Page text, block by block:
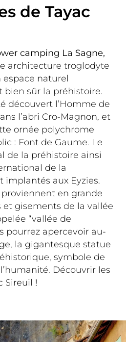
de Tayac
camping La Sagne,
architecture troglodyte
naturel
bien sûr la préhistoire.
découvert l’Homme de
l’abri Cro-Magnon, et
ornée polychrome
: Font de Gaume. Le
de la préhistoire ainsi
de la
implantés aux Eyzies.
en grande
et gisements de la vallée
“vallée de
pourrez apercevoir au-
la gigantesque statue
symbole de
Découvrir les
Sireuil !